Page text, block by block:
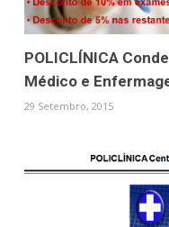
POLICLÍNICA
Médico e
29 Setembro, 2015